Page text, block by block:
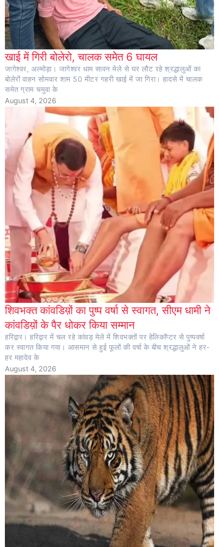
खाई में गिरी बोलेरो, चालक समेेत 6 घायल
जागेश्वर, अल्मोड़ा। जागेश्वर धाम सावन मेले से घर लौट रहे श्रद्धालुओं का
बोलेरों वाहन सोमवार शाम 50 मीटर गहरी खाई में जा गिरा। हादसे में चालक
समेत ग्राम चमुवा के
August 4, 2026
शिवभक्त कांवडिय़ों का पुष्प वर्षा से स्वागत, सीएम धामी ने
कांवडिय़ों के पैर धोकर किया सम्मान
हरिद्वार। हरिद्वार में चल रहे कांवड़ मेले में शिवभक्तों पर हेलिकॉप्टर से पुष्पवर्षा
कर स्वागत किया गया। आसमान से हुई फूलों की वर्षा के बीच श्रद्धालुओं ने हर-
हर महादेव के
August 4, 2026